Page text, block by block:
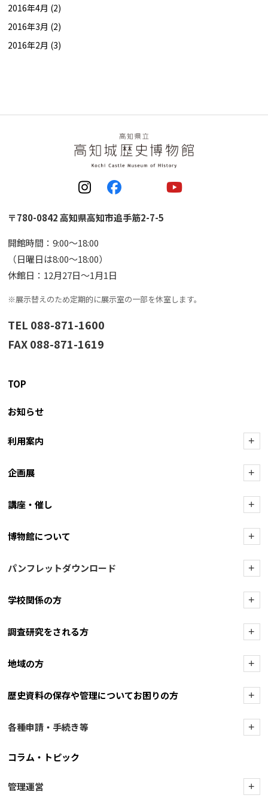
2016年4月 (2)
2016年3月 (2)
2016年2月 (3)
〒780-0842 高知県高知市追手筋2-7-5
開館時間：9:00〜18:00
（日曜日は8:00〜18:00）
休館日：12月27日〜1月1日
※展示替えのため定期的に展示室の一部を休室します。
TEL 088-871-1600
FAX 088-871-1619
TOP
お知らせ
利用案内 +
企画展 +
講座・催し +
博物館について +
パンフレットダウンロード +
学校関係の方 +
調査研究をされる方 +
地域の方 +
歴史資料の保存や管理についてお困りの方 +
各種申請・手続き等 +
コラム・トピック
管理運営 +